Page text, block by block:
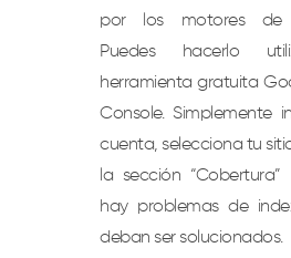
por los motores de
Puedes hacerlo
herramienta gratuita
Console. Simplemente
cuenta, selecciona tu
la sección
hay problemas de
deban ser solucionados.